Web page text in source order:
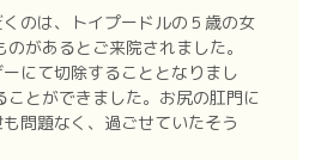
のは、トイプードルの５歳の女
があるとご来院されました。
にて切除することとなりまし
ことができました。お尻の肛門に
問題なく、過ごせていたそう